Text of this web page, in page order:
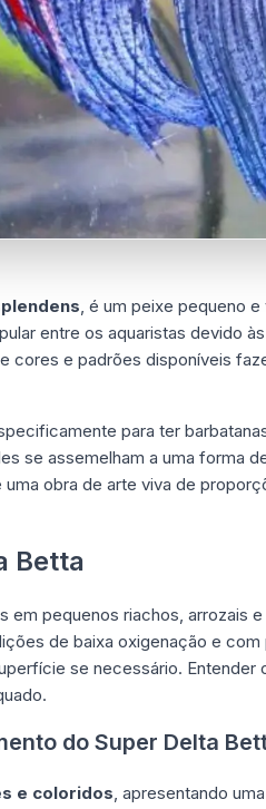
, é um peixe pequeno
entre os aquaristas devido
e padrões disponíveis
para ter
se assemelham a uma forma
obra de arte viva de
Betta
em pequenos riachos, arrozais
de baixa oxigenação e
se necessário. Entender
do Super Delta
e coloridos, apresentando